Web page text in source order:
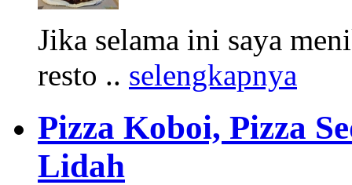
Jika selama ini saya
resto .. selengkapnya
Pizza Koboi, Pizza
Lidah